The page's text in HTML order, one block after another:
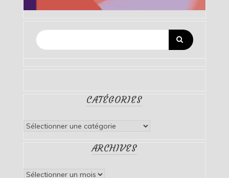
CATÉGORIES
Catégories
ARCHIVES
Archives